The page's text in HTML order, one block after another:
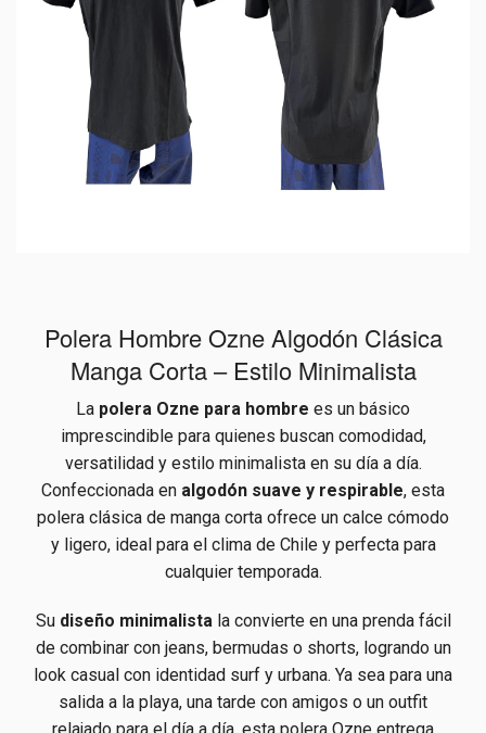
Polera Hombre Ozne Algodón Clásica
Manga Corta – Estilo Minimalista
La polera Ozne para hombre es un básico
imprescindible para quienes buscan comodidad,
versatilidad y estilo minimalista en su día a día.
Confeccionada en algodón suave y respirable, esta
polera clásica de manga corta ofrece un calce cómodo
y ligero, ideal para el clima de Chile y perfecta para
cualquier temporada.
Su diseño minimalistala convierte en una prenda fácil
de combinar con jeans, bermudas o shorts, logrando un
look casual con identidad surf y urbana. Ya sea para una
salida a la playa, una tarde con amigos o un outfit